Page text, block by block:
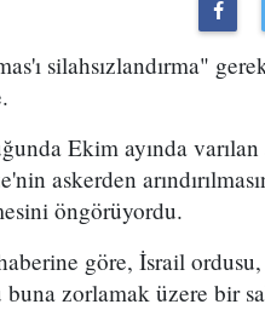
silahsızlandırma"
Ekim ayında varılan
askerden
öngörüyordu.
göre, İsrail ordusu,
zorlamak üzere bir